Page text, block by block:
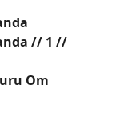
// 1 //
Om